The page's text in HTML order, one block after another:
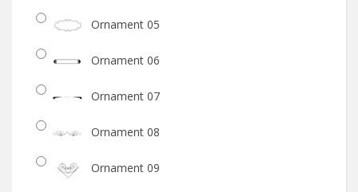
Ornament 05
Ornament 06
Ornament 07
Ornament 08
Ornament 09